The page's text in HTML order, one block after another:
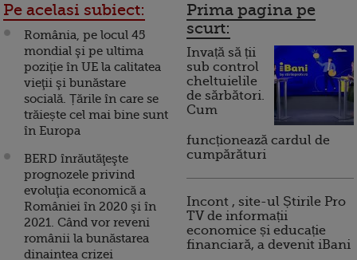
Pe acelasi subiect:
România, pe locul 45
mondial şi pe ultima
poziţie în UE la calitatea
vieţii şi bunăstare
socială. Țările în care se
trăiește cel mai bine sunt
în Europa
BERD înrăutăţeşte
prognozele privind
evoluţia economică a
României în 2020 şi în
2021. Când vor reveni
românii la bunăstarea
dinaintea crizei
Prima pagina pe
scurt:
Invață să ții
sub control
cheltuielile
de sărbători.
Cum
funcționează cardul de
cumpărături
Incont , site-ul Știrile Pro
TV de informații
economice și educație
financiară, a devenit iBani